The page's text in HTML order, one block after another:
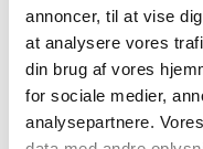
annoncer, til at vise
at analysere vores
din brug af vores
for sociale medier,
analysepartnere.